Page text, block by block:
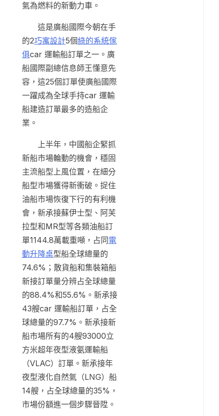
氣為燃料的新動力車。
這是廣船國際今朝在手
的2巧寓設計5個綠的系統傢
俱car 運輸船訂單之一。廣
船國際副總信息師王懂意先
容，這25個訂單使廣船國際
一躍成為全球手持car 運輸
船建造訂單最多的造船企
業。
上半年，中國船企緊抓
新船市場輪動的機會，穩固
主流船型上風位置，在細分
船型市場獲得新衝破。捉住
油船市場恢復下行的有利機
會，新承接蘇伊士型、阿芙
拉型和MR型等各類油船訂
單1144.8萬載重噸，占同電
動升降桌型船全球總量的
74.6%；散貨船和集裝箱船
新接訂單量分辨占全球總量
的88.4%和55.6%。新承接
43艘car 運輸船訂單，占全
球總量的97.7%。新承接新
船市場所有的4艘93000立
方米超年夜型液氨運輸船
（VLAC）訂單。新承接年
夜型液化自然氣（LNG）船
14艘，占全球總量的35%，
市場份額進一個步驟晉陞。